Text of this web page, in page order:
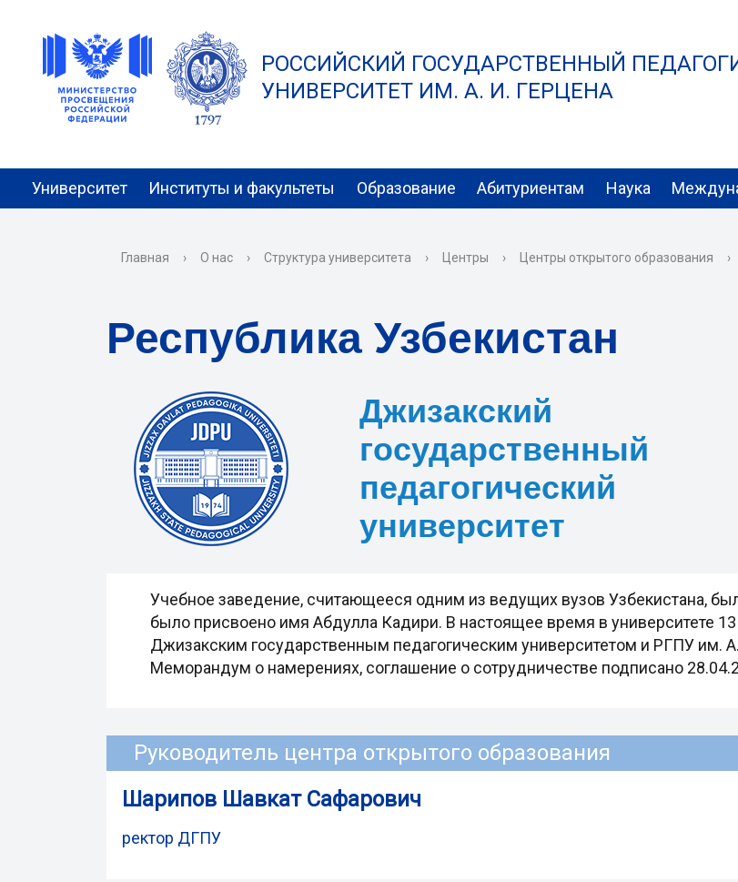
РОССИЙСКИЙ ГОСУДАРСТВЕННЫЙ
УНИВЕРСИТЕТ ИМ. А. И. ГЕРЦЕНА
Университет Институты и факультеты Образование Абитуриентам Наука
Главная › О нас › Структура университета › Центры › Центры открытого образования ›
Республика Узбекистан
Джизакский
государственный
педагогический
университет
Учебное заведение, считающееся одним из ведущих вузов Узбекистана,
было присвоено имя Абдулла Кадири. В настоящее время в университете
Джизакским государственным педагогическим университетом и РГПУ им.
Меморандум о намерениях, соглашение о сотрудничестве подписано
Руководитель центра открытого образования
Шарипов Шавкат Сафарович
ректор ДГПУ